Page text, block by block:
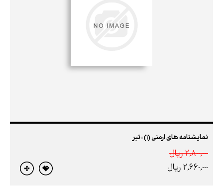
نمایشنامه های ارمنی (1) : تبر
2,800,000 ريال
2,660,000 ريال